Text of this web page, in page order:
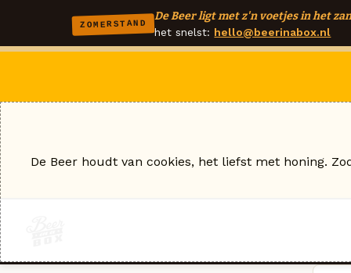
ZOMERSTAND
De Beer ligt met z'n voetjes in het
het snelst: hello@beerinabox.nl
De Beer houdt van cookies, het liefst met honing.